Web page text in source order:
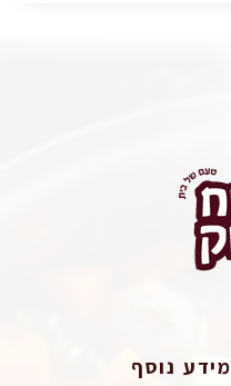
מידע נוסף